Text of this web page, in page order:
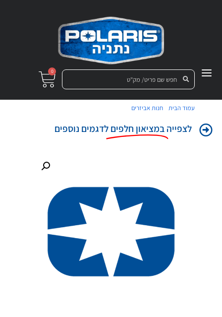
0
עמוד הבית /חנות אביזרים
לצפייהבמציאון חלפים לדגמים נוספים